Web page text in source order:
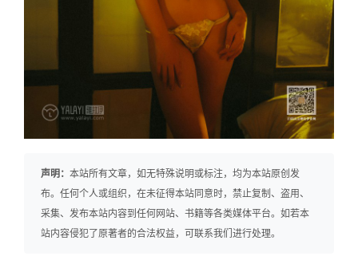
声明： 本站所有文章，如无特殊说明或标注，均为本站原创发
布。任何个人或组织，在未征得本站同意时，禁止复制、盗用、
采集、发布本站内容到任何网站、书籍等各类媒体平台。如若本
站内容侵犯了原著者的合法权益，可联系我们进行处理。